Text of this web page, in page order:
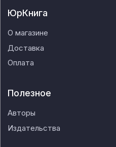
ЮрКнига
О магазине
Доставка
Оплата
Полезное
Авторы
Издательства